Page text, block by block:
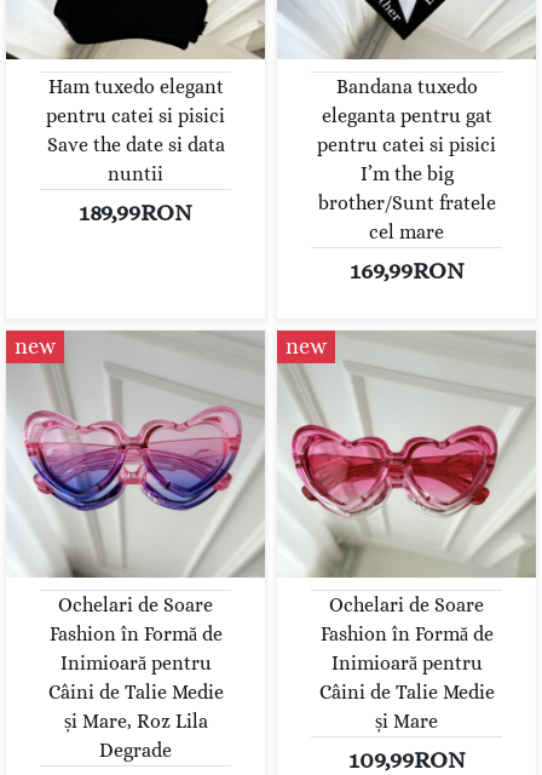
Ham tuxedo elegant
pentru catei si pisici
Save the date si data
nuntii
189,99RON
Bandana tuxedo
eleganta pentru gat
pentru catei si pisici
I’m the big
brother/Sunt fratele
cel mare
169,99RON
new
Ochelari de Soare
Fashion în Formă de
Inimioară pentru
Câini de Talie Medie
și Mare, Roz Lila
Degrade
new
Ochelari de Soare
Fashion în Formă de
Inimioară pentru
Câini de Talie Medie
și Mare
109,99RON